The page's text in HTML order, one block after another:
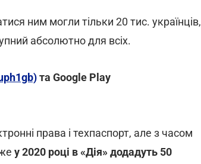
ним могли тільки 20 тис. українців,
абсолютно для всіх.
та Google Play
права і техпаспорт, але з часом
у 2020 році в «Дія» додадуть 50